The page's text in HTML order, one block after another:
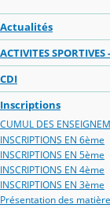
Actualités
ACTIVITES SPORTIVES
CDI
Inscriptions
CUMUL DES
INSCRIPTIONS EN 6ème
INSCRIPTIONS EN 5ème
INSCRIPTIONS EN 4ème
INSCRIPTIONS EN 3ème
Présentation des